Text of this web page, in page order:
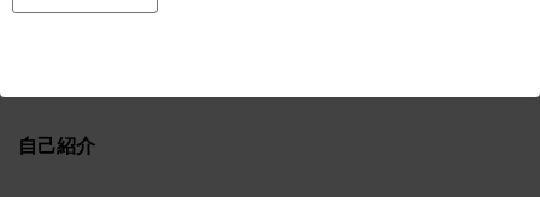
自己紹介